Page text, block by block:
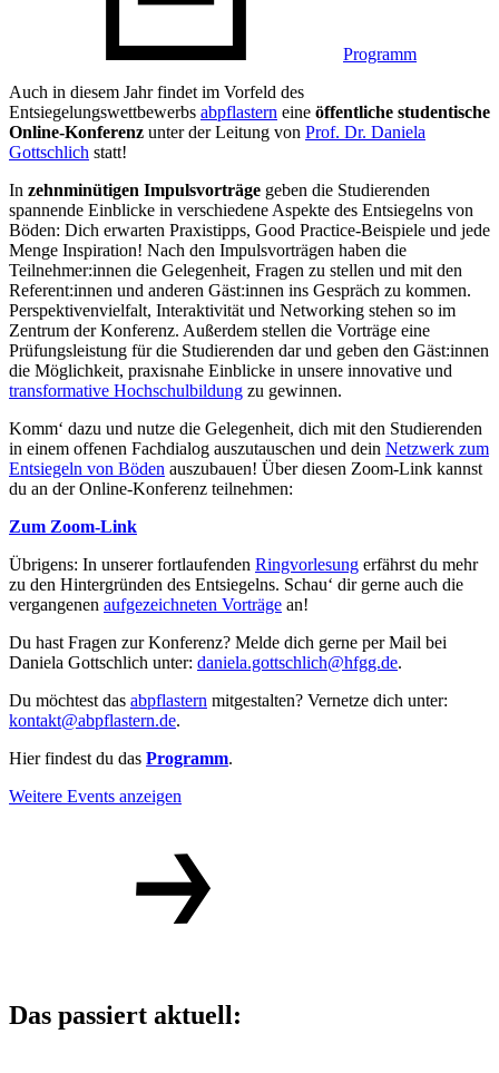
Programm
Auch in diesem Jahr findet im Vorfeld des
Entsiegelungswettbewerbs abpflastern eine öffentliche studentische
Online-Konferenz unter der Leitung von Prof. Dr. Daniela
Gottschlich statt!
In zehnminütigen Impulsvorträge geben die Studierenden
spannende Einblicke in verschiedene Aspekte des Entsiegelns von
Böden: Dich erwarten Praxistipps, Good Practice-Beispiele und jede
Menge Inspiration! Nach den Impulsvorträgen haben die
Teilnehmer:innen die Gelegenheit, Fragen zu stellen und mit den
Referent:innen und anderen Gäst:innen ins Gespräch zu kommen.
Perspektivenvielfalt, Interaktivität und Networking stehen so im
Zentrum der Konferenz. Außerdem stellen die Vorträge eine
Prüfungsleistung für die Studierenden dar und geben den Gäst:innen
die Möglichkeit, praxisnahe Einblicke in unsere innovative und
transformative Hochschulbildung zu gewinnen.
Komm‘ dazu und nutze die Gelegenheit, dich mit den Studierenden
in einem offenen Fachdialog auszutauschen und dein Netzwerk zum
Entsiegeln von Böden auszubauen! Über diesen Zoom-Link kannst
du an der Online-Konferenz teilnehmen:
Zum Zoom-Link
Übrigens: In unserer fortlaufenden Ringvorlesung erfährst du mehr
zu den Hintergründen des Entsiegelns. Schau‘ dir gerne auch die
vergangenen aufgezeichneten Vorträge an!
Du hast Fragen zur Konferenz? Melde dich gerne per Mail bei
Daniela Gottschlich unter: daniela.gottschlich@hfgg.de.
Du möchtest das abpflastern mitgestalten? Vernetze dich unter:
kontakt@abpflastern.de.
Hier findest du das Programm.
Weitere Events anzeigen
Das passiert aktuell: